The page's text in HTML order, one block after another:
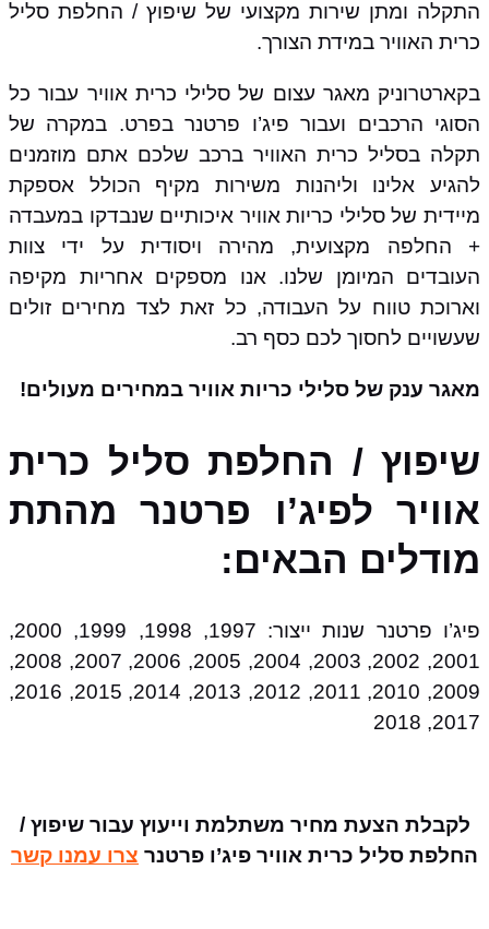
התקלה ומתן שירות מקצועי של שיפוץ / החלפת סליל
כרית האוויר במידת הצורך.
בקארטרוניק מאגר עצום של סלילי כרית אוויר עבור כל
הסוגי הרכבים ועבור פיג’ו פרטנר בפרט. במקרה של
תקלה בסליל כרית האוויר ברכב שלכם אתם מוזמנים
להגיע אלינו וליהנות משירות מקיף הכולל אספקת
מיידית של סלילי כריות אוויר איכותיים שנבדקו במעבדה
+ החלפה מקצועית, מהירה ויסודית על ידי צוות
העובדים המיומן שלנו. אנו מספקים אחריות מקיפה
וארוכת טווח על העבודה, כל זאת לצד מחירים זולים
שעשויים לחסוך לכם כסף רב.
מאגר ענק של סלילי כריות אוויר במחירים מעולים!
שיפוץ / החלפת סליל כרית
אוויר לפיג’ו פרטנר מהתת
מודלים הבאים:
פיג’ו פרטנר שנות ייצור: 1997, 1998, 1999, 2000,
2001, 2002, 2003, 2004, 2005, 2006, 2007, 2008,
2009, 2010, 2011, 2012, 2013, 2014, 2015, 2016,
2017, 2018
לקבלת הצעת מחיר משתלמת וייעוץ עבור שיפוץ /
החלפת סליל כרית אוויר פיג’ו פרטנר צרו עמנו קשר